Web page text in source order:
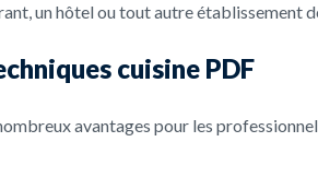
un hôtel ou tout autre établissement
cuisine PDF
avantages pour les